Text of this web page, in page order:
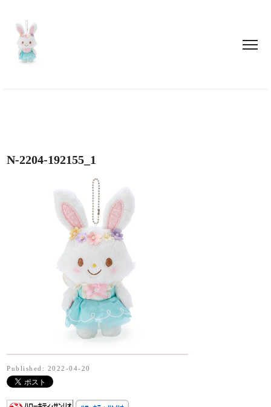
N-2204-192155_1
Published: 2022-04-20